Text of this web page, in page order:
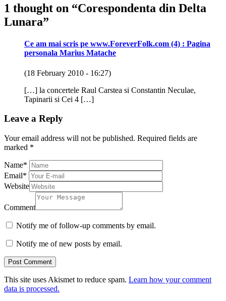
1 thought on “Corespondenta din Delta
Lunara”
Ce am mai scris pe www.ForeverFolk.com (4) : Pagina
personala Marius Matache
(18 February 2010 - 16:27)
[…] la concertele Raul Carstea si Constantin Neculae,
Tapinarii si Cei 4 […]
Leave a Reply
Your email address will not be published. Required fields are
marked *
Name*
Email*
Website
Comment
Notify me of follow-up comments by email.
Notify me of new posts by email.
This site uses Akismet to reduce spam. Learn how your comment
data is processed.